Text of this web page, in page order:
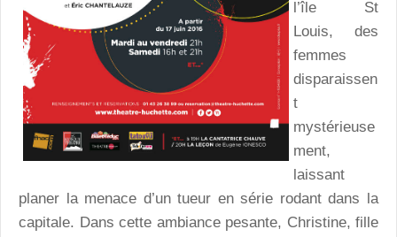
l’île St
Louis, des
femmes
disparaissen
t
mystérieuse
ment,
laissant
planer la menace d’un tueur en série rodant dans la
capitale. Dans cette ambiance pesante, Christine, fille